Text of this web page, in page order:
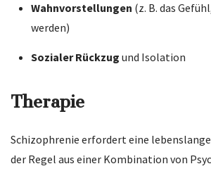
Wahnvorstellungen (z. B. das
werden)
Sozialer Rückzug und Isolation
Therapie
Schizophrenie erfordert eine
der Regel aus einer Kombination von